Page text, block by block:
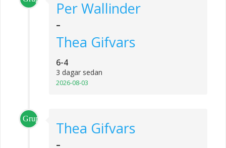
Per Wallinder
-
Thea Gifvars
6-4
3 dagar sedan
2026-08-03
Grupp_2
Thea Gifvars
-